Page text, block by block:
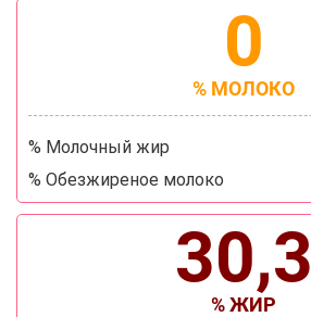
0
% МОЛОКО
% Молочный жир
% Обезжиреное молоко
30,3
% ЖИР